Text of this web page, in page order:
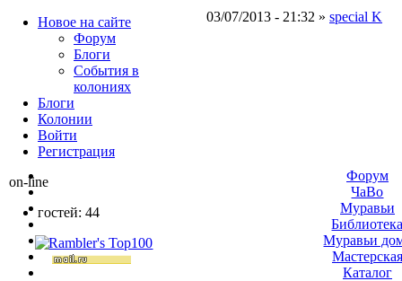
03/07/2013 - 21:32 » special K
Новое на сайте
Форум
Блоги
События в
колониях
Блоги
Колонии
Войти
Peгиcтpaция
on-line
гостей: 44
Форум
ЧаВо
Муравьи
Муравьи
Мастерская
Каталог